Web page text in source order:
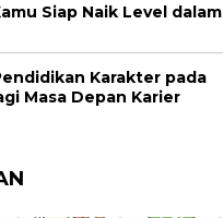
Siap Naik Level dalam
Karakter pada
Masa Depan Karier